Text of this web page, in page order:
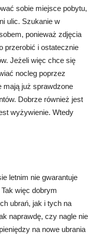
sobie miejsce pobytu,
ulic. Szukanie w
ponieważ zdjęcia
przerobić i ostatecznie
Jeżeli więc chce się
nocleg poprzez
mają już sprawdzone
Dobrze również jest
wyżywienie. Wtedy
letnim nie gwarantuje
więc dobrym
ubrań, jak i tych na
naprawdę, czy nagle nie
na nowe ubrania